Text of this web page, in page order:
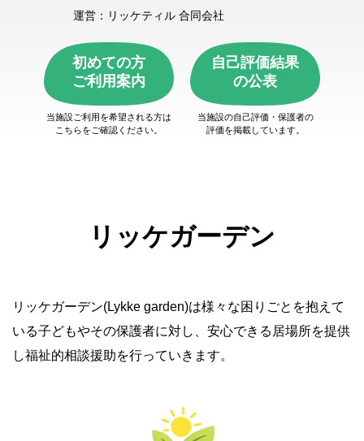
運営：リッケティル 合同会社
初めての方
ご利用案内
当施設ご利用を希望される方は
こちらをご確認ください。
自己評価結果
の公表
当施設の自己評価・保護者の
評価を掲載しています。
リッケガーデン
リッケガーデン(Lykke garden)は様々な困りごとを抱えて
いる子どもやその保護者に対し、安心できる居場所を提供
し福祉的相談援助を行っていきます。